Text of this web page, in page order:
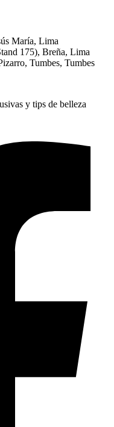
María, Lima
175), Breña, Lima
Tumbes, Tumbes
y tips de belleza